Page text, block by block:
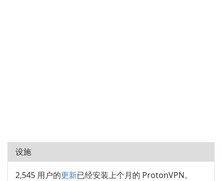
设施
2,545 用户的更新已经安装上个月的 ProtonVPN。